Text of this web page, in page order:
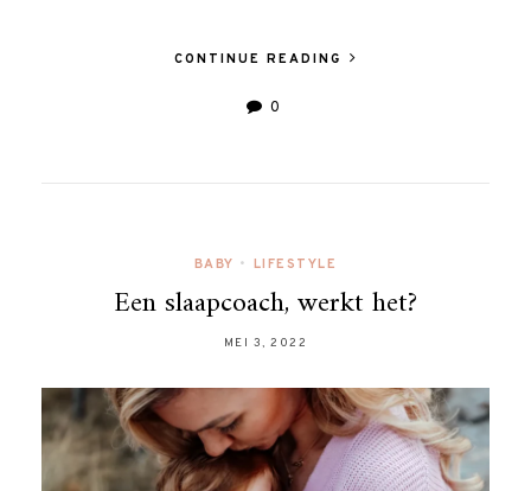
CONTINUE READING
0
BABY • LIFESTYLE
Een slaapcoach, werkt het?
MEI 3, 2022